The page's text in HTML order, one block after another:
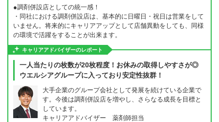
●調剤併設店としての統一感！
・同社における調剤併設店は、基本的に日曜日・祝日は営業をして
いません。将来的にキャリアアップとして店舗異動をしても、同様
の環境で活躍をすることが出来ます。
キャリアアドバイザーのレポート
一人当たりの枚数が20枚程度！お休みの取得しやすさが◎
ウエルシアグループに入っており安定性抜群！
大手企業のグループ会社として発展を続けている企業で
す。今後は調剤併設店を増やし、さらなる成長を目標と
しています。
キャリアアドバイザー 薬剤師担当